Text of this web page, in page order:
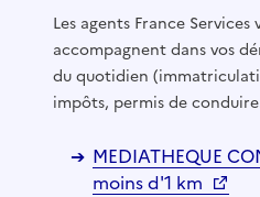
Les agents France
accompagnent dans vos
du quotidien
impôts, permis de
MEDIATHEQUE
moins d'1 km